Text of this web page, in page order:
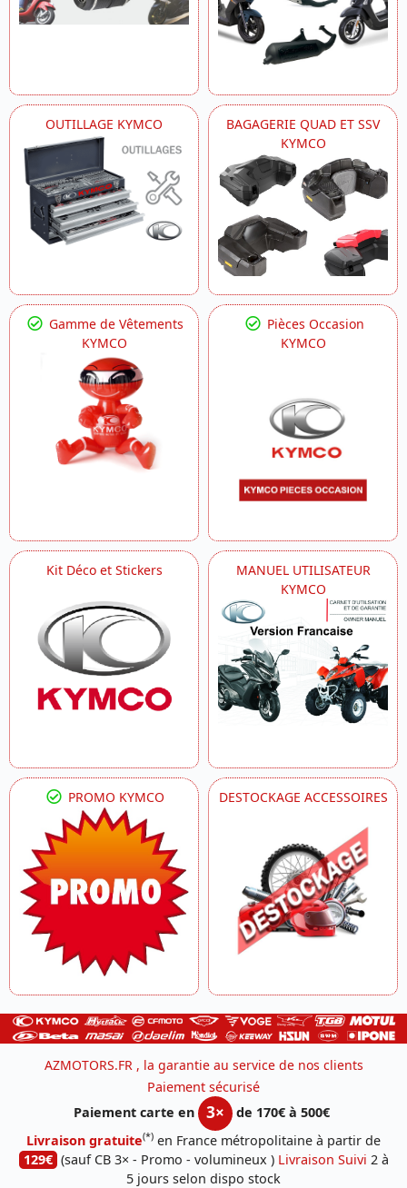
OUTILLAGE KYMCO
BAGAGERIE QUAD ET SSV
KYMCO
Gamme de Vêtements
KYMCO
Pièces Occasion
KYMCO
Kit Déco et Stickers
MANUEL UTILISATEUR
KYMCO
PROMO KYMCO DESTOCKAGE ACCESSOIRES
AZMOTORS.FR , la garantie au service de nos clients
Paiement sécurisé
Paiement carte en
3×
de 170€ à 500€
Livraison gratuite(*) en France métropolitaine à partir de
129€ (sauf CB 3× - Promo - volumineux ) Livraison Suivi 2 à
5 jours selon dispo stock